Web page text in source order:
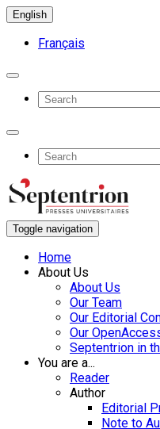
English
Français
Toggle navigation
Home
About Us
About Us
Our Team
Our Editorial
Our
Septentrion in
You are a...
Reader
Author
Editorial
Note to